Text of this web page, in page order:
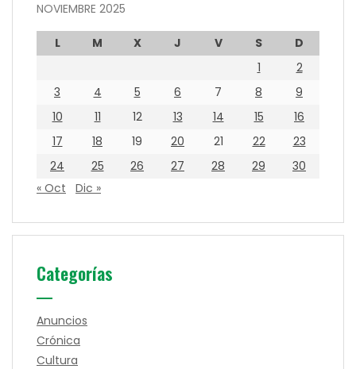
NOVIEMBRE 2025
L M X J V S
D
1
2
3
4 5 6 7 8
9
10
11 12 13 14 15
16
17
18 19 20 21 22
23
24
25 26 27 28 29
30
« Oct
Dic »
Categorías
Anuncios
Crónica
Cultura